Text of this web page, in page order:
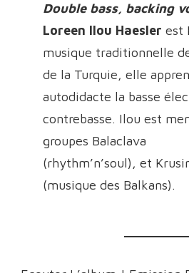
Double bass, backing
Loreen Ilou Haesler est
musique traditionnelle
de la Turquie, elle
autodidacte la basse
contrebasse. Ilou est
groupes Balaclava
(rhythm’n’soul), et
(musique des Balkans).